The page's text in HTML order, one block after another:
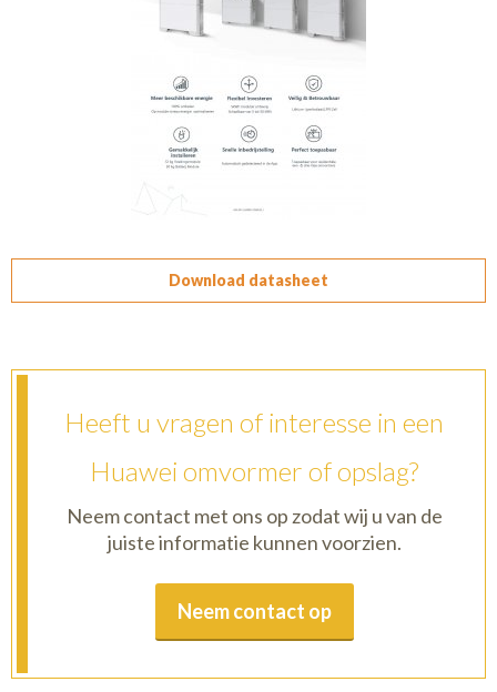
Download datasheet
Heeft u vragen of interesse in een
Huawei omvormer of opslag?
Neem contact met ons op zodat wij u van de
juiste informatie kunnen voorzien.
Neem contact op